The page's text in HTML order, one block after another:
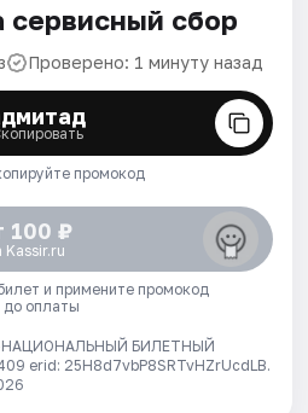
сервисный сбор
Проверено: 1 минуту назад
промокод
100 ₽
Kassir.ru
и примените промокод
до оплаты
НАЦИОНАЛЬНЫЙ БИЛЕТНЫЙ
erid: 25H8d7vbP8SRTvHZrUcdLB.